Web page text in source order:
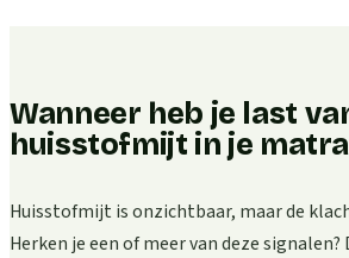
Wanneer heb je last
huisstofmijt in je
Huisstofmijt is onzichtbaar, maar de
Herken je een of meer van deze